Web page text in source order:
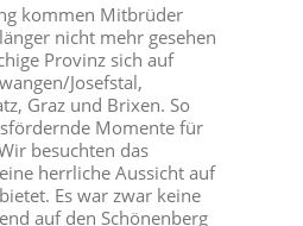
kommen Mitbrüder
nicht mehr gesehen
Provinz sich auf
Josefstal,
Graz und Brixen. So
Momente für
besuchten das
herrliche Aussicht auf
Es war zwar keine
auf den Schönenberg